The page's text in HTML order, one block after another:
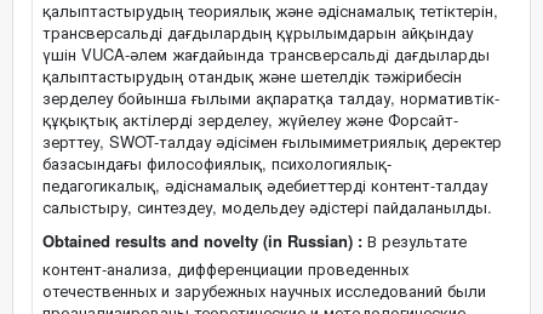
қалыптастырудың теориялық және әдіснамалық тетіктерін,
трансверсальді дағдылардың құрылымдарын айқындау
үшін VUCA-әлем жағдайында трансверсальді дағдыларды
қалыптастырудың отандық және шетелдік тәжірибесін
зерделеу бойынша ғылыми ақпаратқа талдау, нормативтік-
құқықтық актілерді зерделеу, жүйелеу және Форсайт-
зерттеу, SWOT-талдау әдісімен ғылымиметриялық деректер
базасындағы философиялық, психологиялық-
педагогикалық, әдіснамалық әдебиеттерді контент-талдау
салыстыру, синтездеу, модельдеу әдістері пайдаланылды.
Obtained results and novelty (in Russian) : В результате
контент-анализа, дифференциации проведенных
отечественных и зарубежных научных исследований были